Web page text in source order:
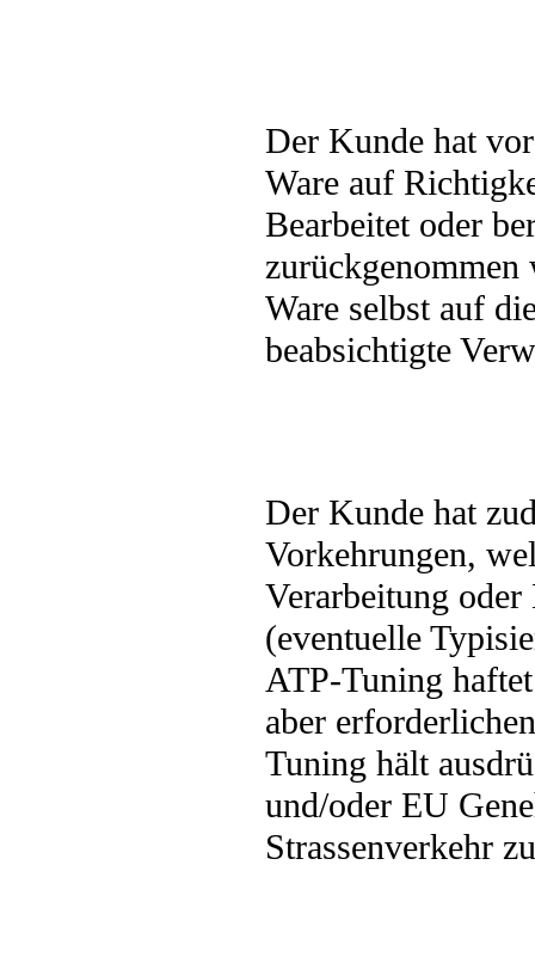
Der Kunde hat
Ware auf
Bearbeitet oder
Ware selbst auf
beabsichtigte
Der Kunde hat
Vorkehrungen,
Verarbeitung oder
(eventuelle
ATP-Tuning
aber
Tuning hält
und/oder EU
Strassenverkehr